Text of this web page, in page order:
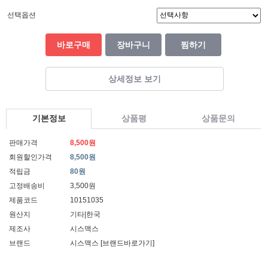
선택옵션
바로구매 장바구니 찜하기
상세정보 보기
기본정보 상품평 상품문의
판매가격
8,500원
회원할인가격
8,500원
적립금
80원
고정배송비
3,500원
제품코드
10151035
원산지
기타|한국
제조사
시스맥스
브랜드
시스맥스 [브랜드바로가기]